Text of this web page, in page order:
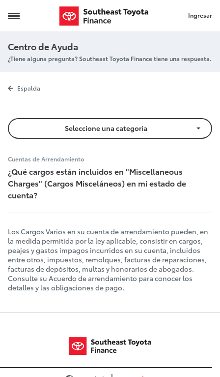
Cargos Varios Ingresar
Centro de Ayuda
¿Tiene alguna pregunta? Southeast Toyota Finance tiene una respuesta.
Cargos Varios
Espalda
Seleccione una categoría
Cuentas de Arrendamiento
¿Qué cargos están incluidos en "Miscellaneous
Charges" (Cargos Misceláneos) en mi estado de
cuenta?
Los Cargos Varios en su cuenta de arrendamiento pueden, en
la medida permitida por la ley aplicable, consistir en cargos,
peajes y gastos impagos incurridos en su cuenta, incluidos
entre otros, impuestos, remolques, facturas de reparaciones,
facturas de depósitos, multas y honorarios de abogados.
Consulte su Acuerdo de arrendamiento para conocer los
detalles y las obligaciones de pago.